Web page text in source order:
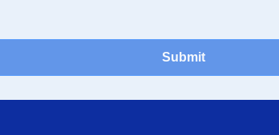
Submit